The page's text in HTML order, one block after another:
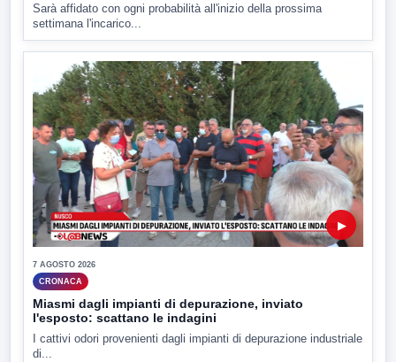
Sarà affidato con ogni probabilità all'inizio della prossima
settimana l'incarico...
▶
7 AGOSTO 2026
CRONACA
Miasmi dagli impianti di depurazione, inviato
l'esposto: scattano le indagini
I cattivi odori provenienti dagli impianti di depurazione industriale
di...